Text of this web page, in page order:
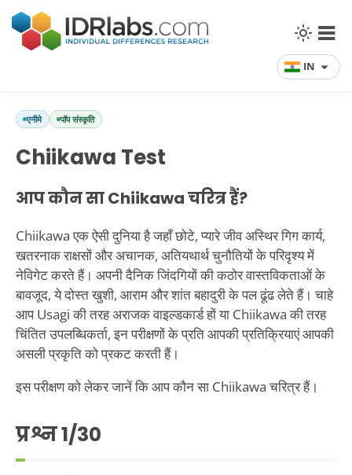
IN
एनीमे पॉप संस्कृति
Chiikawa Test
आप कौन सा Chiikawa चरित्र हैं?
Chiikawa एक ऐसी दुनिया है जहाँ छोटे, प्यारे जीव अस्थिर गिग कार्य,
खतरनाक राक्षसों और अचानक, अतियथार्थ चुनौतियों के परिदृश्य में
नेविगेट करते हैं। अपनी दैनिक जिंदगियों की कठोर वास्तविकताओं के
बावजूद, ये दोस्त खुशी, आराम और शांत बहादुरी के पल ढूंढ लेते हैं। चाहे
आप Usagi की तरह अराजक वाइल्डकार्ड हों या Chiikawa की तरह
चिंतित उपलब्धिकर्ता, इन परीक्षणों के प्रति आपकी प्रतिक्रियाएं आपकी
असली प्रकृति को प्रकट करती हैं।
इस परीक्षण को लेकर जानें कि आप कौन सा Chiikawa चरित्र हैं।
प्रश्न1/30